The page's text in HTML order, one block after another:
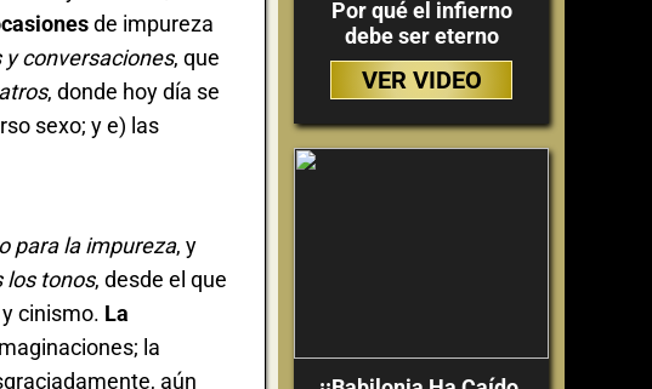
de impureza
conversaciones, que
, donde hoy día se
sexo; y e) las
para la impureza, y
los tonos, desde el que
cinismo. La
la
aún
Por qué el infierno
debe ser eterno
VER VIDEO